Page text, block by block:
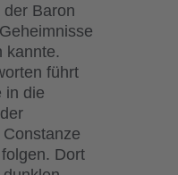
Baron
kannte.
führt
in die
Dort